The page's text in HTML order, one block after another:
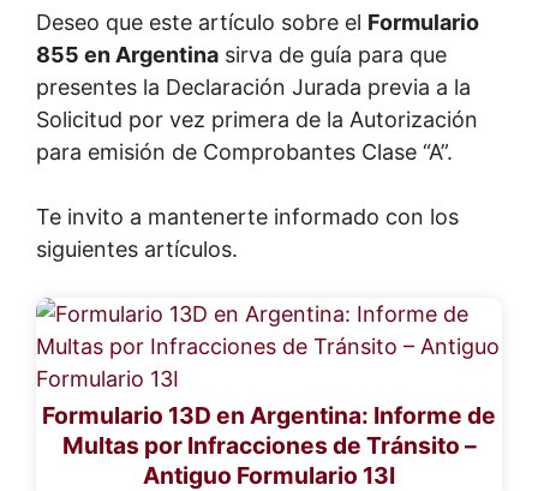
Deseo que este artículo sobre el Formulario
855 en Argentina sirva de guía para que
presentes la Declaración Jurada previa a la
Solicitud por vez primera de la Autorización
para emisión de Comprobantes Clase “A”.
Te invito a mantenerte informado con los
siguientes artículos.
Formulario 13D en Argentina: Informe de
Multas por Infracciones de Tránsito –
Antiguo Formulario 13I